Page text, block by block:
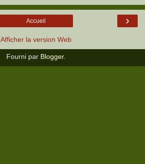
›
Accueil
Afficher la version Web
Fourni par Blogger.